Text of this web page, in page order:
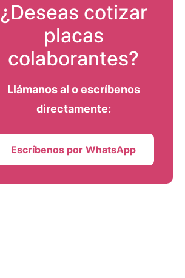
¿Deseas cotizar
placas
colaborantes?
Llámanos al o escríbenos
directamente:
Escríbenos por WhatsApp